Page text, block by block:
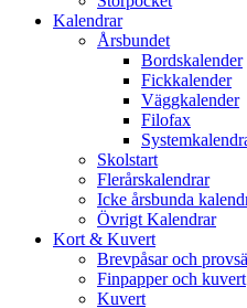
Kalendrar
Årsbundet
Bordskalender
Fickkalender
Väggkalender
Filofax
Skolstart
Flerårskalendrar
Icke årsbunda
Övrigt Kalendrar
Kort & Kuvert
Brevpåsar och
Finpapper och kuvert
Kuvert